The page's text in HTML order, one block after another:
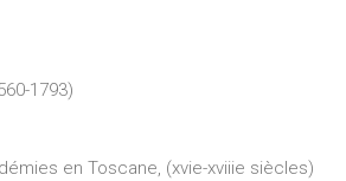
1793)
en Toscane, (xvie-xviiie siècles)